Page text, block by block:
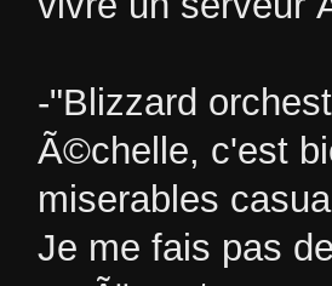
-"Blizzard
Ã©chelle, c'est
miserables
Je me fais pas